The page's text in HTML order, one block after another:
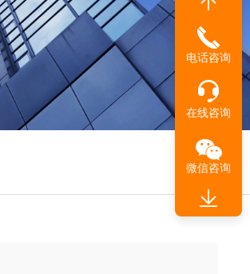
电话咨询
在线咨询
微信咨询